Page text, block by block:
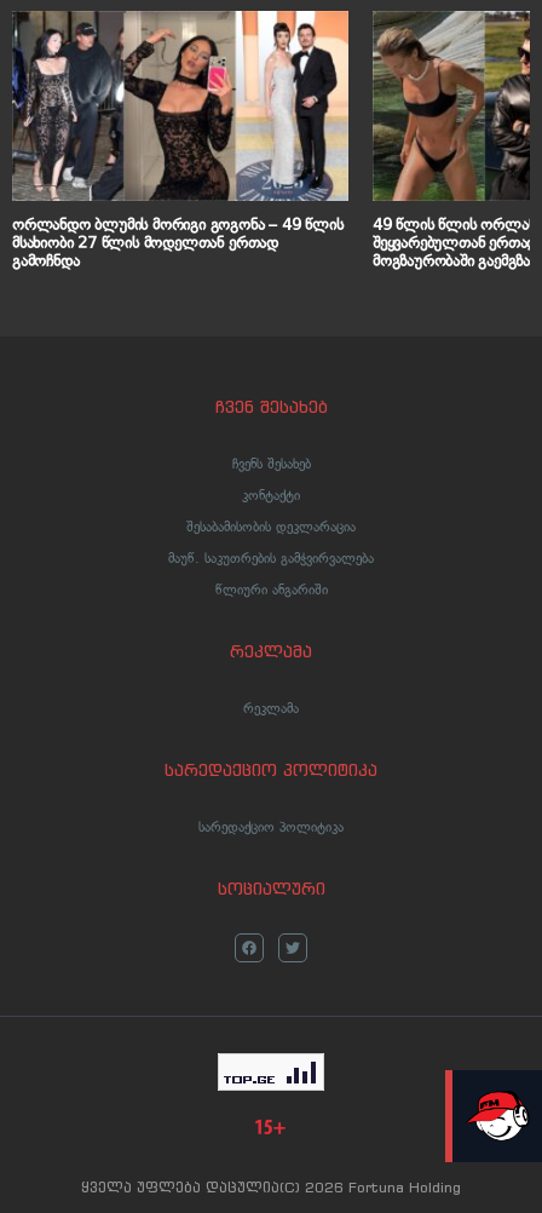
LIVE
ორლანდო ბლუმის მორიგი გოგონა – 49 წლის
მსახიობი 27 წლის მოდელთან ერთად
გამოჩნდა
49 წლის წლის
შეყვარებულთან
მოგზაურობაში
ჩვენ შესახებ
ჩვენს შესახებ
კონტაქტი
შესაბამისობის დეკლარაცია
მაუწ. საკუთრების გამჭვირვალება
წლიური ანგარიში
რეკლამა
რეკლამა
სარედაქციო პოლიტიკა
სარედაქციო პოლიტიკა
სოციალური
ყველა უფლება დაცულია(C) 2026 Fortuna Holding